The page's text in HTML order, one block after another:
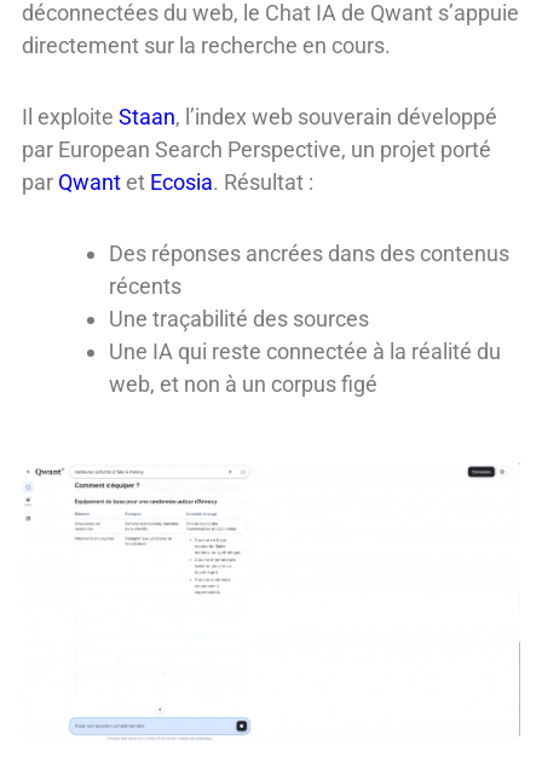
déconnectées du web, le Chat IA de Qwant s’appuie
directement sur la recherche en cours.
Il exploite Staan, l’index web souverain développé
par European Search Perspective, un projet porté
par Qwant et Ecosia. Résultat :
Des réponses ancrées dans des contenus
récents
Une traçabilité des sources
Une IA qui reste connectée à la réalité du
web, et non à un corpus figé